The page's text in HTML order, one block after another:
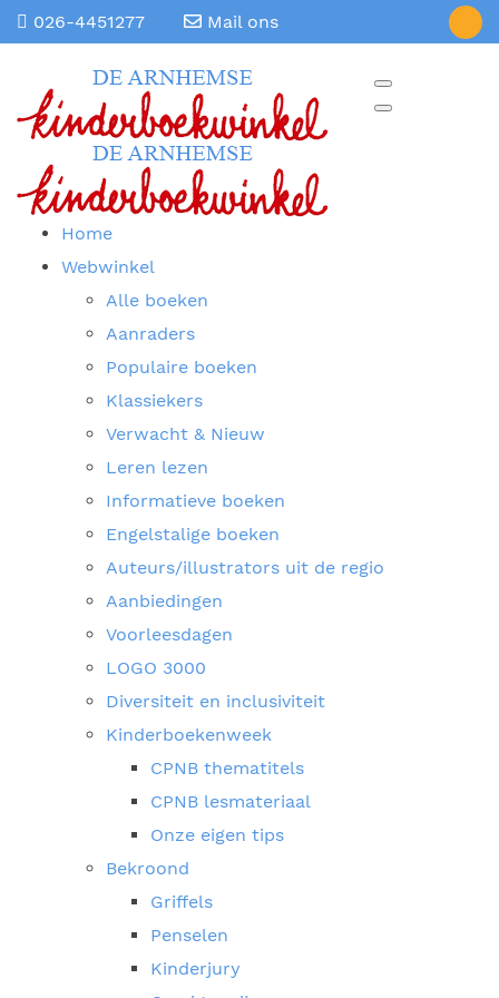
026-4451277 Mail ons
Home
Webwinkel
Alle boeken
Aanraders
Populaire boeken
Klassiekers
Verwacht & Nieuw
Leren lezen
Informatieve boeken
Engelstalige boeken
Auteurs/illustrators uit de regio
Aanbiedingen
Voorleesdagen
LOGO 3000
Diversiteit en inclusiviteit
Kinderboekenweek
CPNB thematitels
CPNB lesmateriaal
Onze eigen tips
Bekroond
Griffels
Penselen
Kinderjury